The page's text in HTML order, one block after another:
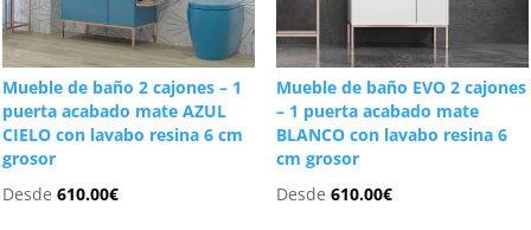
Mueble de baño 2 cajones – 1
puerta acabado mate AZUL
CIELO con lavabo resina 6 cm
grosor
Desde610.00€
Mueble de baño EVO 2 cajones
– 1 puerta acabado mate
BLANCO con lavabo resina 6
cm grosor
Desde 610.00€